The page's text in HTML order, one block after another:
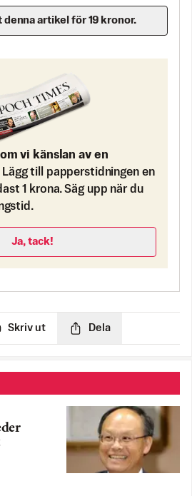
denna artikel för 19 kronor.
vi känslan av en
Lägg till papperstidningen en
1 krona. Säg upp när du
Ja, tack!
Skriv ut Dela